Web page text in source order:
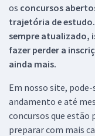
os concursos
trajetória de
sempre atualizado,
fazer perder a
ainda mais.
Em nosso site,
andamento e até
concursos que estão
preparar com mais